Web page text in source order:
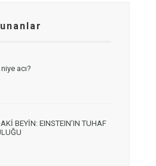
acı?
BEYİN: EINSTEIN’IN TUHAF